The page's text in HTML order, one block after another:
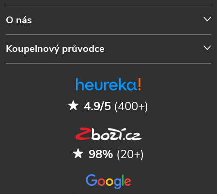
O nás
Koupelnový průvodce
4.9/5 (400+)
98% (20+)